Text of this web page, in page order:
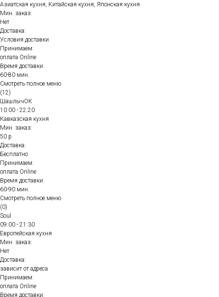
Азиатская кухня, Китайская кухня, Японская кухня
Мин. заказ:
Нет
Доставка:
Условия доставки
Принимаем:
оплата Online
Время доставки:
60-80 мин.
Смотреть полное меню
(12)
ШашлычОК
10:00 - 22:20
Кавказская кухня
Мин. заказ:
50 р
Доставка:
Бесплатно
Принимаем:
оплата Online
Время доставки:
60-90 мин.
Смотреть полное меню
(0)
Soul
09:00 - 21:30
Европейская кухня
Мин. заказ:
Нет
Доставка:
зависит от адреса
Принимаем:
оплата Online
Время доставки: